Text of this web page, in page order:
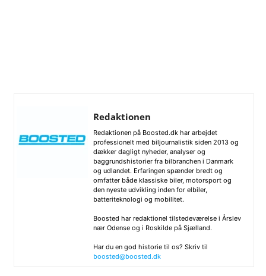
Redaktionen
Redaktionen på Boosted.dk har arbejdet
professionelt med biljournalistik siden 2013 og
dækker dagligt nyheder, analyser og
baggrundshistorier fra bilbranchen i Danmark
og udlandet. Erfaringen spænder bredt og
omfatter både klassiske biler, motorsport og
den nyeste udvikling inden for elbiler,
batteriteknologi og mobilitet.
Boosted har redaktionel tilstedeværelse i Årslev
nær Odense og i Roskilde på Sjælland.
Har du en god historie til os? Skriv til
boosted@boosted.dk